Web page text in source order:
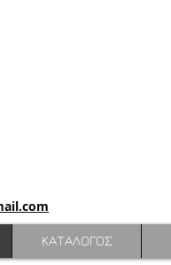
ΚΑΤΑΛΟΓΟΣ